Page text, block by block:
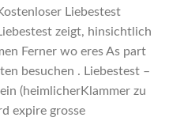
Liebestest
zeigt, hinsichtlich
Ferner wo eres As part
besuchen . Liebestest –
(heimlicherKlammer zu
expire grosse